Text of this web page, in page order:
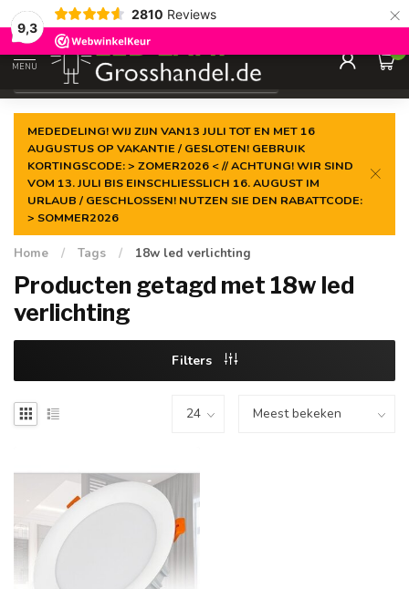
9,3
2810 Reviews ×
Gegarandeerde delaagste prijs
MENU
0
MEDEDELING! WIJ ZIJN VAN13 JULI TOT EN MET 16
AUGUSTUS OP VAKANTIE / GESLOTEN! GEBRUIK
KORTINGSCODE: > ZOMER2026 < // ACHTUNG! WIR SIND
VOM 13. JULI BIS EINSCHLIESSLICH 16. AUGUST IM
URLAUB / GESCHLOSSEN! NUTZEN SIE DEN RABATTCODE:
> SOMMER2026
Home / Tags / 18w led verlichting
Producten getagd met 18w led
verlichting
Filters